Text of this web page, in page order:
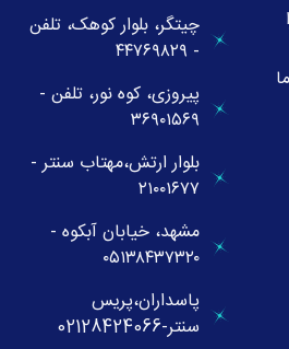
چیتگر، بلوار کوهک، تلفن
- ۴۴۷۶۹۸۲۹
پیروزی، کوه نور، تلفن -
۳۶۹۰۱۵۶۹
بلوار ارتش،مهتاب سنتر -
۲۱۰۰۱۶۷۷
مشهد، خیابان آبکوه -
۰۵۱۳۸۴۳۷۳۲۰
پاسداران،پریس
سنتر-02128424066